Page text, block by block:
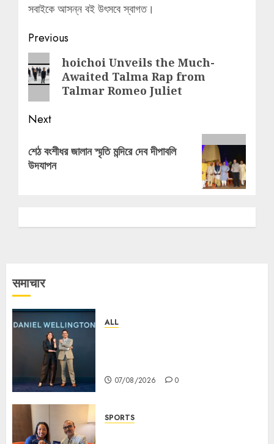
সবাইকে আসন্ন বই উৎসবে স্বাগত।
Post
navigation
Previous
Previous
post:
hoichoi Unveils the Much-
Awaited Talma Rap from
Talmar Romeo Juliet
Next
Next
post:
শেঠ বংশীধর জালান স্মৃতি মন্দিরে দেব দীপাবলি
উদযাপন
समाचार
ALL
07/08/2026 0
SPORTS